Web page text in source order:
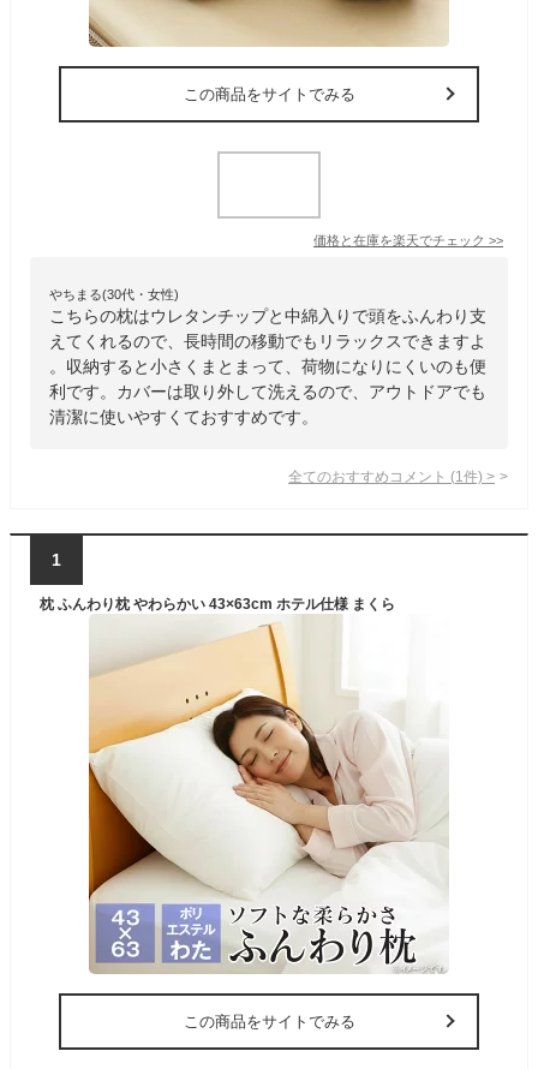
この商品をサイトでみる
価格と在庫を楽天でチェック >>
やちまる(30代・女性)
こちらの枕はウレタンチップと中綿入りで頭をふんわり支
えてくれるので、長時間の移動でもリラックスできますよ
。収納すると小さくまとまって、荷物になりにくいのも便
利です。カバーは取り外して洗えるので、アウトドアでも
清潔に使いやすくておすすめです。
全てのおすすめコメント (1 件) >
1
枕 ふんわり枕 やわらかい 43×63cm ホテル仕様 まくら
この商品をサイトでみる